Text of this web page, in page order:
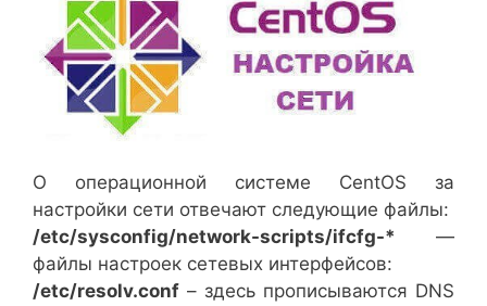
О операционной системе CentOS за
настройки сети отвечают следующие файлы:
/etc/sysconfig/network-scripts/ifcfg-* —
файлы настроек сетевых интерфейсов:
/etc/resolv.conf – здесь прописываются DNS